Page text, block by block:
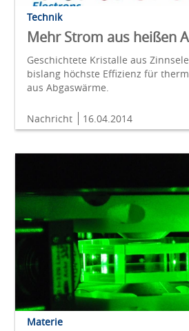
Technik
Mehr Strom aus heißen
Geschichtete Kristalle aus
bislang höchste Effizienz für
aus Abgaswärme.
Nachricht 16.04.2014
Materie